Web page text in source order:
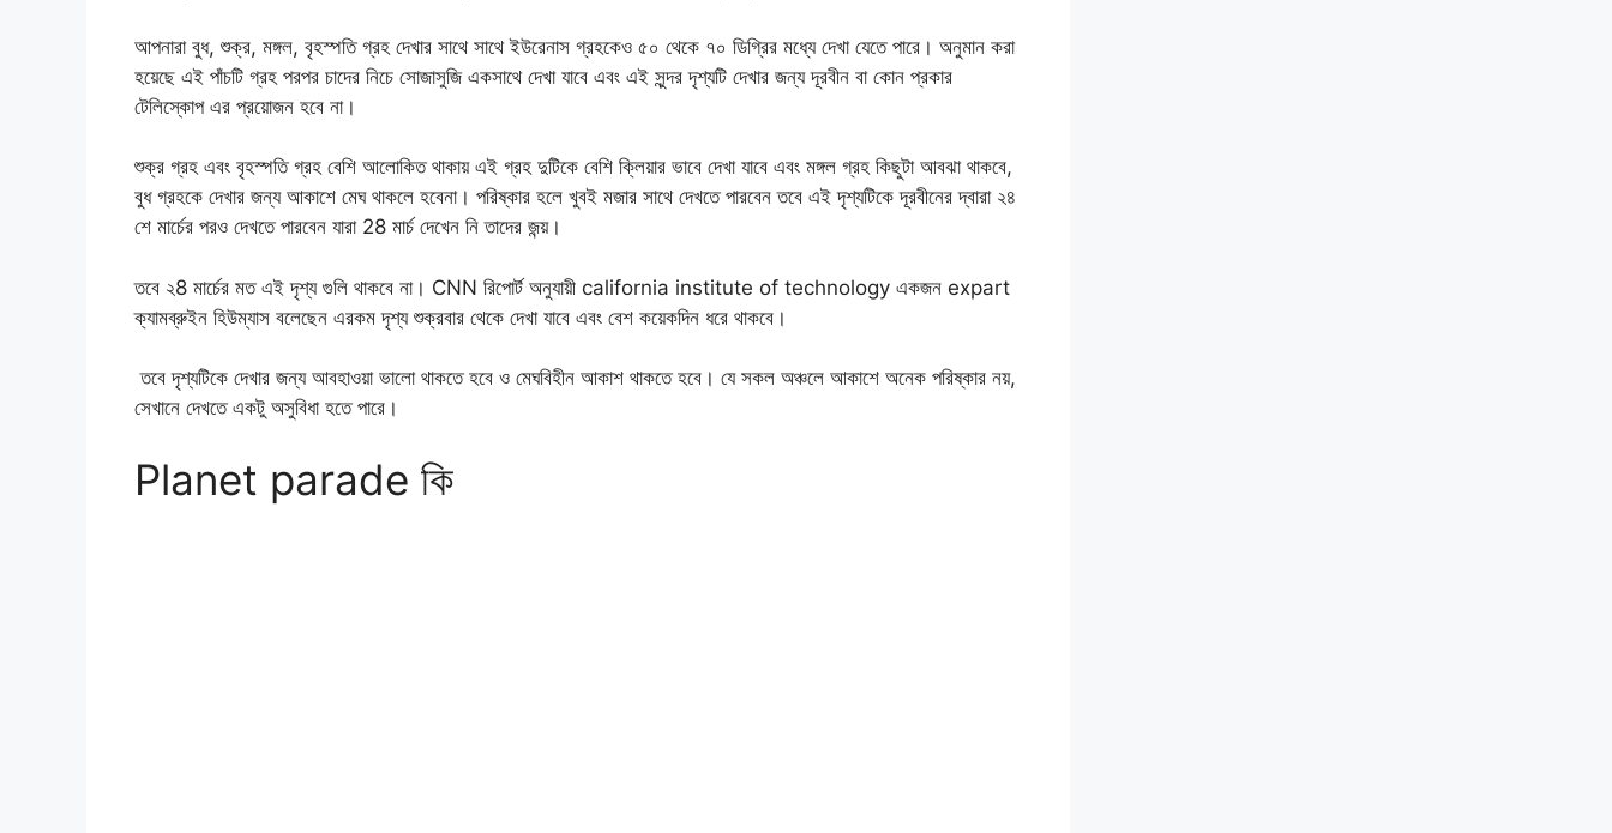
আপনারা বুধ, শুক্র, মঙ্গল, বৃহস্পতি গ্রহ দেখার সাথে সাথে ইউরেনাস গ্রহকেও ৫০ থেকে ৭০ ডিগ্রির মধ্যে দেখা যেতে পারে। অনুমান করা
হয়েছে এই পাঁচটি গ্রহ পরপর চাদের নিচে সোজাসুজি একসাথে দেখা যাবে এবং এই সুন্দর দৃশ্যটি দেখার জন্য দূরবীন বা কোন প্রকার
টেলিস্কোপ এর প্রয়োজন হবে না।
শুক্র গ্রহ এবং বৃহস্পতি গ্রহ বেশি আলোকিত থাকায় এই গ্রহ দুটিকে বেশি ক্লিয়ার ভাবে দেখা যাবে এবং মঙ্গল গ্রহ কিছুটা আবঝা থাকবে,
বুধ গ্রহকে দেখার জন্য আকাশে মেঘ থাকলে হবেনা। পরিষ্কার হলে খুবই মজার সাথে দেখতে পারবেন তবে এই দৃশ্যটিকে দূরবীনের দ্বারা ২৪
শে মার্চের পরও দেখতে পারবেন যারা 28 মার্চ দেখেন নি তাদের জন্য়।
তবে ২8 মার্চের মত এই দৃশ্য গুলি থাকবে না। CNN রিপোর্ট অনুযায়ী california institute of technology একজন expart
ক্যামব্রুইন হিউম্যাস বলেছেন এরকম দৃশ্য শুক্রবার থেকে দেখা যাবে এবং বেশ কয়েকদিন ধরে থাকবে।
তবে দৃশ্যটিকে দেখার জন্য আবহাওয়া ভালো থাকতে হবে ও মেঘবিহীন আকাশ থাকতে হবে। যে সকল অঞ্চলে আকাশে অনেক পরিষ্কার নয়,
সেখানে দেখতে একটু অসুবিধা হতে পারে।
Planet parade কি